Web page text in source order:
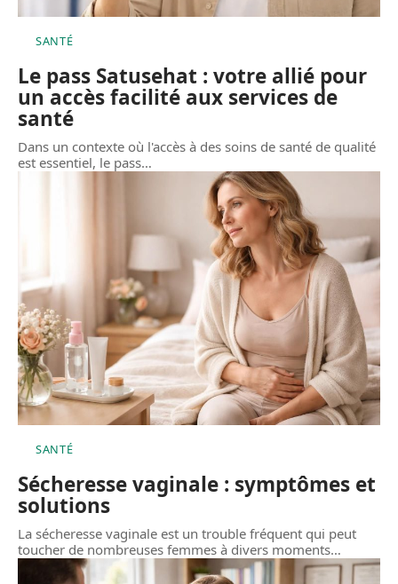
SANTÉ
Le pass Satusehat : votre allié pour
un accès facilité aux services de
santé
Dans un contexte où l'accès à des soins de santé de qualité
est essentiel, le pass…
SANTÉ
Sécheresse vaginale : symptômes et
solutions
La sécheresse vaginale est un trouble fréquent qui peut
toucher de nombreuses femmes à divers moments…